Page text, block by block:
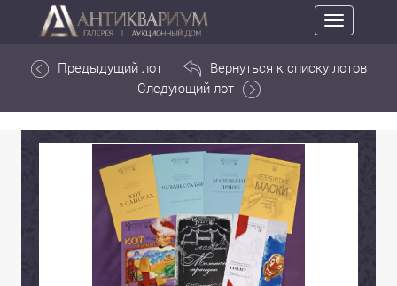
Toggle
navigation
Предыдущий лот
Вернуться к списку лотов
Следующий лот